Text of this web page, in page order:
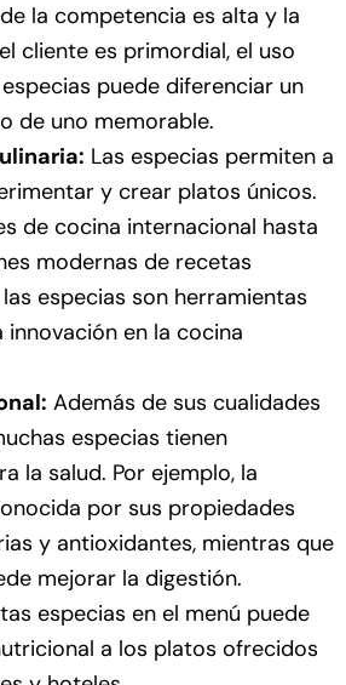
la competencia es alta y la
cliente es primordial, el uso
puede diferenciar un
de uno memorable.
Las especias permiten a
y crear platos únicos.
de cocina internacional hasta
modernas de recetas
especias son herramientas
innovación en la cocina
Además de sus cualidades
especias tienen
la salud. Por ejemplo, la
por sus propiedades
y antioxidantes, mientras que
mejorar la digestión.
especias en el menú puede
a los platos ofrecidos